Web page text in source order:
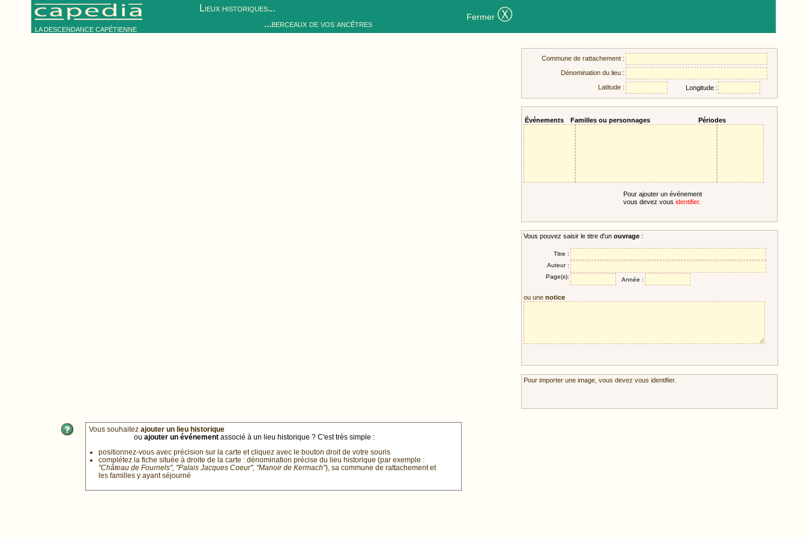
LA DESCENDANCE CAPÉTIENNE
Lieux historiques...
...berceaux de vos ancêtres
Fermer Ⓧ
Vous souhaitez ajouter un lieu historique
ou ajouter un événement associé à un lieu historique ? C'est très simple :
positionnez-vous avec précision sur la carte et cliquez avec le bouton droit de votre souris
complétez la fiche située à droite de la carte : dénomination précise du lieu historique (par exemple :
"Château de Fournels", "Palais Jacques Coeur", "Manoir de Kermach"), sa commune de rattachement et
les familles y ayant séjourné
Commune de rattachement :
Dénomination du lieu :
Latitude :
Longitude :
Événements Familles ou personnages Périodes
Pour ajouter un événement
vous devez vous identifier.
Vous pouvez saisir le titre d'un ouvrage :
Titre :
Auteur :
Page(s):
Année :
ou une notice
Pour importer une image, vous devez vous identifier.